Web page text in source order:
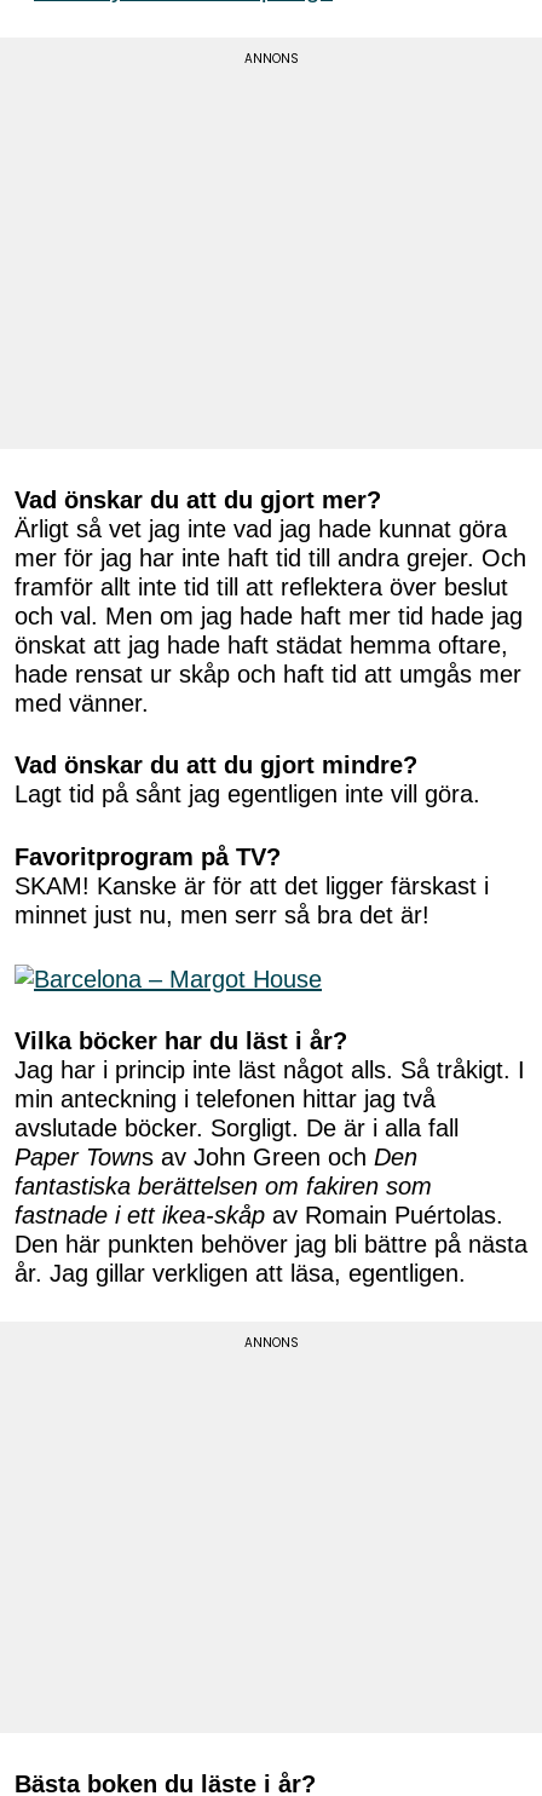
Vad önskar du att du gjort mer?
Ärligt så vet jag inte vad jag hade kunnat göra
mer för jag har inte haft tid till andra grejer. Och
framför allt inte tid till att reflektera över beslut
och val. Men om jag hade haft mer tid hade jag
önskat att jag hade haft städat hemma oftare,
hade rensat ur skåp och haft tid att umgås mer
med vänner.
Vad önskar du att du gjort mindre?
Lagt tid på sånt jag egentligen inte vill göra.
Favoritprogram på TV?
SKAM! Kanske är för att det ligger färskast i
minnet just nu, men serr så bra det är!
Vilka böcker har du läst i år?
Jag har i princip inte läst något alls. Så tråkigt. I
min anteckning i telefonen hittar jag två
avslutade böcker. Sorgligt. De är i alla fall
Paper Towns av John Green och Den
fantastiska berättelsen om fakiren som
fastnade i ett ikea-skåp av Romain Puértolas.
Den här punkten behöver jag bli bättre på nästa
år. Jag gillar verkligen att läsa, egentligen.
Bästa boken du läste i år?